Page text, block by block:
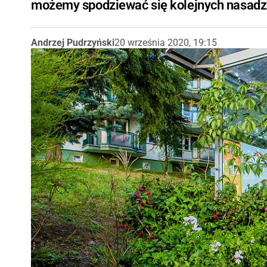
możemy spodziewać się kolejnych
Andrzej Pudrzyński20 września 2020, 19:15